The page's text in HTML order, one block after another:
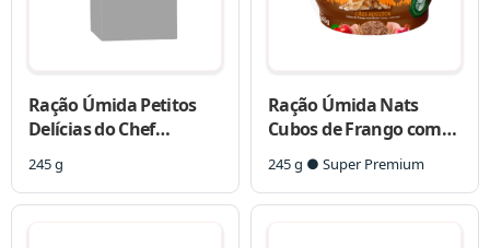
Ração Úmida Petitos
Delícias do Chef
para Cães Adultos 245 g
245 g
Ração Úmida Nats
Cubos de Frango com
Arroz para Cães Adultos
245 g ● Super Premium